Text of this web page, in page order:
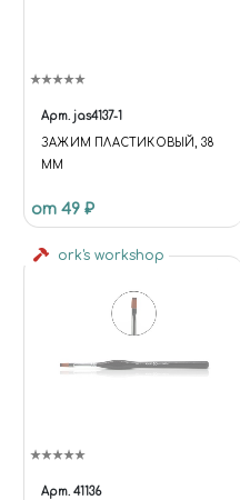
Арт. jas4137-1
ЗАЖИМ ПЛАСТИКОВЫЙ, 38
ММ
от 49 ₽
ork's workshop
Арт. 41136